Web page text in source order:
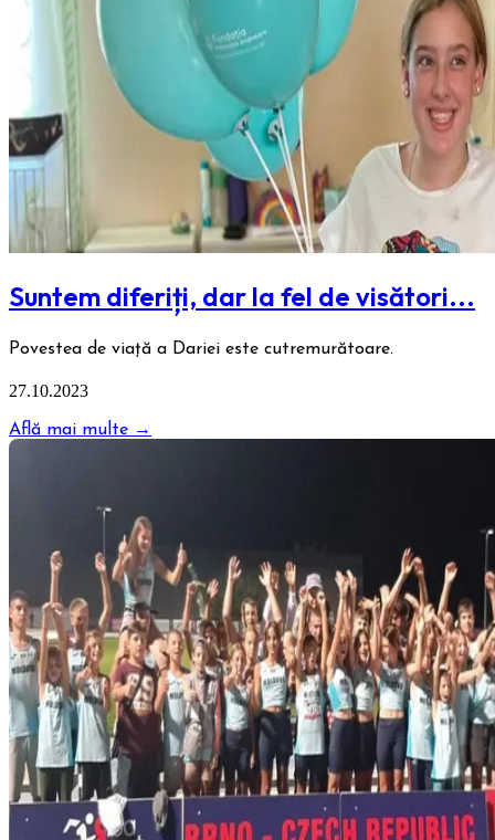
Suntem diferiți, dar la fel de visători...
Povestea de viaţă a Dariei este cutremurătoare.
27.10.2023
Află mai multe →